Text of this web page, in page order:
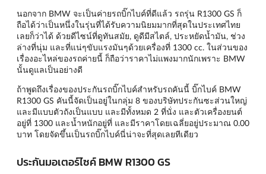
นอกจาก BMW จะเป็นค่ายรถบิ๊กไบค์ที่ดีแล้ว รถรุ่น R1300 GS ก็
ถือได้ว่าเป็นหนึ่งในรุ่นที่ได้รับความนิยมมากที่สุดในประเทศไทย
เลยก็ว่าได้ ด้วยดีไซน์ที่ดูทันสมัย, ดูดีมีสไตล์, ประหยัดน้ำมัน, ช่วง
ล่างที่นุ่ม และที่แน่ๆขับแรงมันๆด้วยเครื่องที่ 1300 cc. ในส่วนของ
เรื่องอะไหล่ของรถค่ายนี้ ก็ถือว่าราคาไม่แพงมากนักเพราะ BMW
นั้นดูแลเป็นอย่างดี
ถ้าพูดถึงเรื่องของประกันรถบิ๊กไบค์สำหรับรถคันนี้ บิ๊กไบค์ BMW
R1300 GS คันนี้จัดเป็นอยู่ในกลุ่ม 8 ของบริษัทประกันซะส่วนใหญ่
และมีแบบตัวถังเป็นแบบ และมีทั้งหมด 2 ที่นั่ง และตัวเครื่องยนต์
อยู่ที่ 1300 และน้ำหนักอยู่ที่ และมีราคาโดยเฉลี่ยอยู่ประมาณ 0.00
บาท โดยจัดขึ้นเป็นรถบิ๊กไบค์นี่น่าจะที่สุดเลยทีเดียว
ประกันมอเตอร์ไซค์ BMW R1300 GS